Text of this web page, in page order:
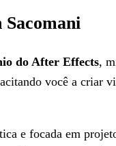
do After Effects,
você a criar
e focada em